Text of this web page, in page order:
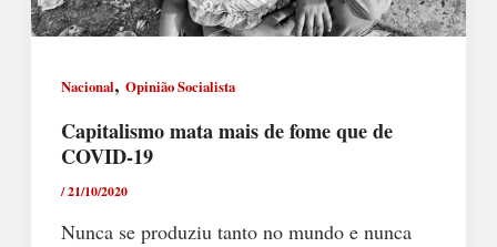
Nacional, Opinião Socialista
Capitalismo mata mais de fome que de
COVID-19
/21/10/2020
Nunca se produziu tanto no mundo e nunca